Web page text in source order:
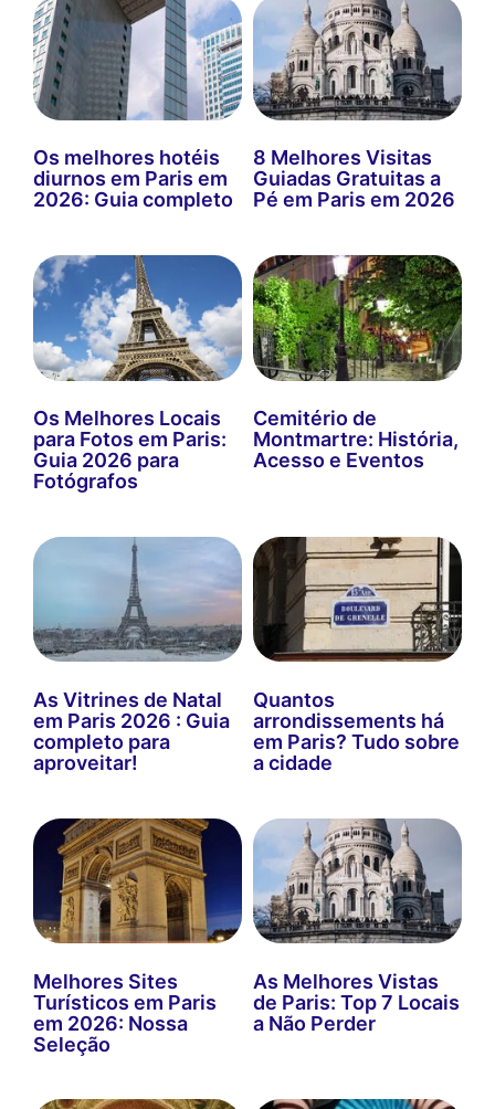
Os melhores hotéis
diurnos em Paris em
2026: Guia completo
8 Melhores Visitas
Guiadas Gratuitas a
Pé em Paris em 2026
Os Melhores Locais
para Fotos em Paris:
Guia 2026 para
Fotógrafos
Cemitério de
Montmartre: História,
Acesso e Eventos
As Vitrines de Natal
em Paris 2026 : Guia
completo para
aproveitar!
Quantos
arrondissements há
em Paris? Tudo sobre
a cidade
Melhores Sites
Turísticos em Paris
em 2026: Nossa
Seleção
As Melhores Vistas
de Paris: Top 7 Locais
a Não Perder